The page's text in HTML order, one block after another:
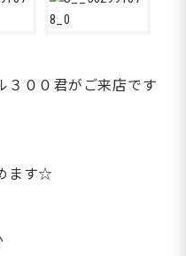
３００君がご来店です
ます☆